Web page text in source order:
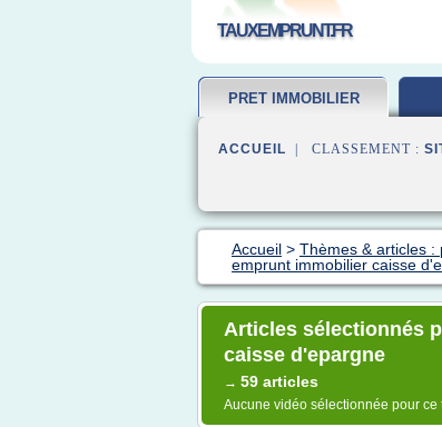
TAUXEMPRUNT.FR
PRET IMMOBILIER
ACCUEIL | CLASSEMENT :
Accueil > Thèmes & articles :
emprunt immobilier caisse
Articles sélectionnés
caisse d'epargne
→ 59 articles
Aucune vidéo sélectionnée pour ce